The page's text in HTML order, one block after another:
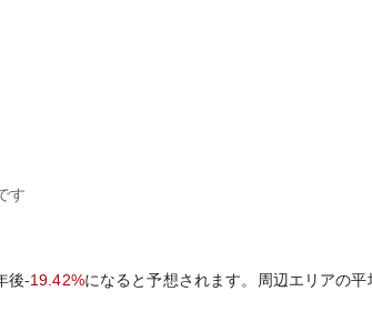
す
後-19.42%になると予想されます。周辺エリアの平